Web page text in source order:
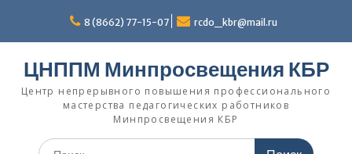
содержимому
8 (8662) 77-15-07 rcdo_kbr@mail.ru
ЦНППМ Минпросвещения КБР
Центр непрерывного повышения профессионального
мастерства педагогических работников
Минпросвещения КБР
Искать: